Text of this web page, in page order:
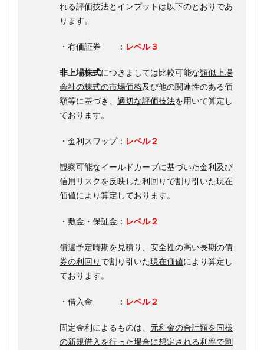
れる評価技法とインプットは以下のとおりであ
ります。
・有価証券 ： レベル３
非上場株式につきましては比較可能な類似上場
会社の株式の市場価格及び他の関連性のある価
額等に基づき、 適切な評価技法を用いて算定し
ております。
・金利スワップ： レベル２
観察可能なイールドカーブに基づいた金利及び
信用リスクを反映した利回り で割り引いた現在
価値により算定しております。
・敷金・保証金： レベル２
償還予定時期を見積り、 安全性の高い長期の債
券の利回り で割り引いた現在価値により算定し
ております。
・借入金 ： レベル２
固定金利によるものは、 元利金の合計額を同様
の新規借入を行った場合に想定される利率で割